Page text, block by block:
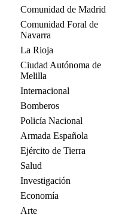
Comunidad de Madrid
Comunidad Foral de
Navarra
La Rioja
Ciudad Autónoma de
Melilla
Internacional
Bomberos
Policía Nacional
Armada Española
Ejército de Tierra
Salud
Investigación
Economía
Arte